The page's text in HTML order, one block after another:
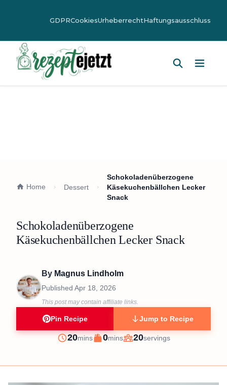
GDPRCookiesUrheberrechtHaftungsausschluss
Home Dessert
Schokoladenüberzogene
Käsekuchenbällchen Lecker
Snack
Schokoladenüberzogene
Käsekuchenbällchen Lecker Snack
By Magnus Lindholm
Published Apr 18, 2026
This post may contain affiliate links.
Pin Recipe Jump to Recipe
Prep
20minutes
mins
Cook
0minutes
mins
Servings
20servings